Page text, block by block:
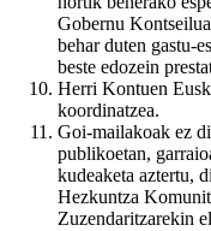
Gobernu
behar duten gastu-
beste edozein
Herri Kontuen
koordinatzea.
Goi-mailakoak ez
publikoetan,
kudeaketa aztertu,
Hezkuntza
Zuzendaritzarekin